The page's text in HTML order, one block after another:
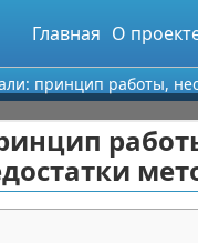
Главная О
принцип работы,